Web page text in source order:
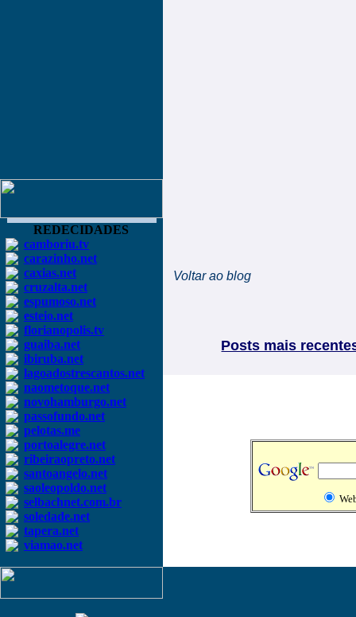
REDECIDADES
camboriu.tv
carazinho.net
caxias.net
cruzalta.net
espumoso.net
esteio.net
florianopolis.tv
guaiba.net
ibiruba.net
lagoadostrescantos.net
naometoque.net
novohamburgo.net
passofundo.net
pelotas.me
portoalegre.net
ribeiraopreto.net
santoangelo.net
saoleopoldo.net
selbachnet.com.br
soledade.net
tapera.net
viamao.net
Voltar ao blog
Posts mais